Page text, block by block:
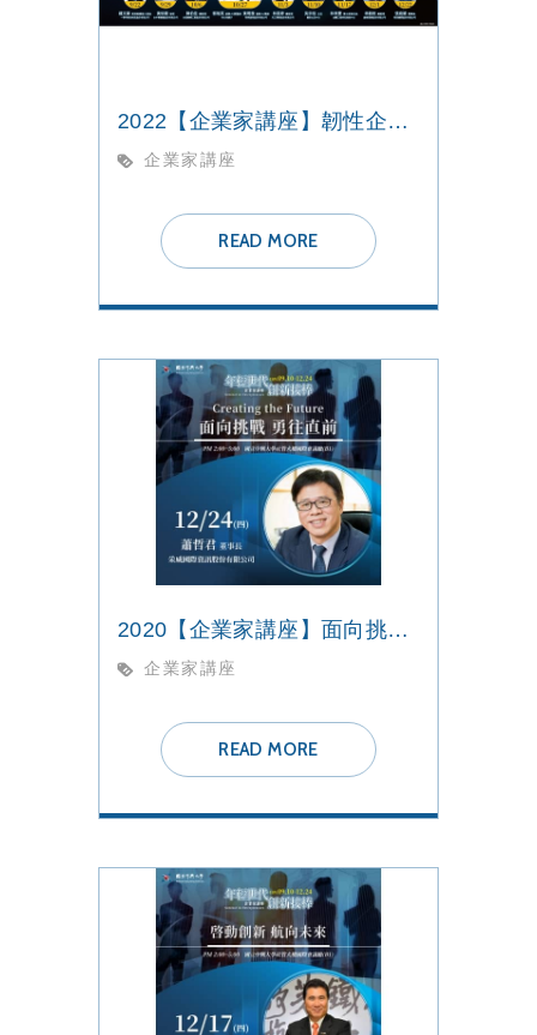
2022【企業家講座】韌性企業的蛻變與成長
企業家講座
READ MORE
2020【企業家講座】面向挑戰 勇往直前
企業家講座
READ MORE